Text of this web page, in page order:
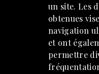
un site. Les
obtenues
navigation
et ont
permettre